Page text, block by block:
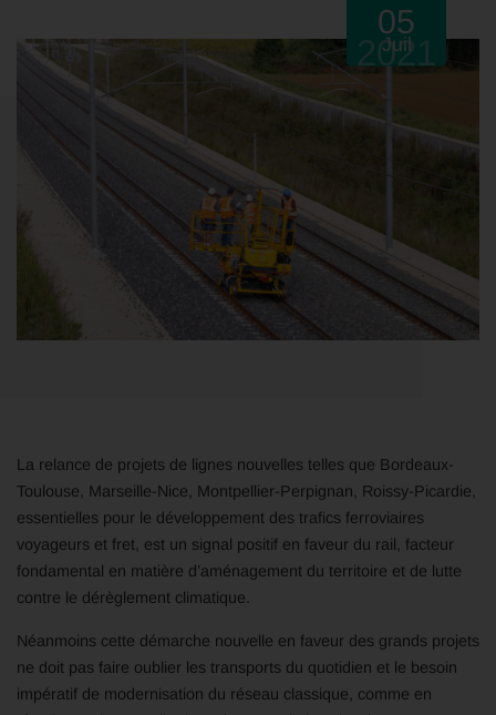
05
Juil
2021
La relance de projets de lignes nouvelles telles que Bordeaux-
Toulouse, Marseille-Nice, Montpellier-Perpignan, Roissy-Picardie,
essentielles pour le développement des trafics ferroviaires
voyageurs et fret, est un signal positif en faveur du rail, facteur
fondamental en matière d’aménagement du territoire et de lutte
contre le dérèglement climatique.
Néanmoins cette démarche nouvelle en faveur des grands projets
ne doit pas faire oublier les transports du quotidien et le besoin
impératif de modernisation du réseau classique, comme en